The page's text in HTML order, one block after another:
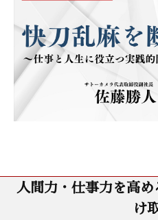
人間力・仕事力を高
け